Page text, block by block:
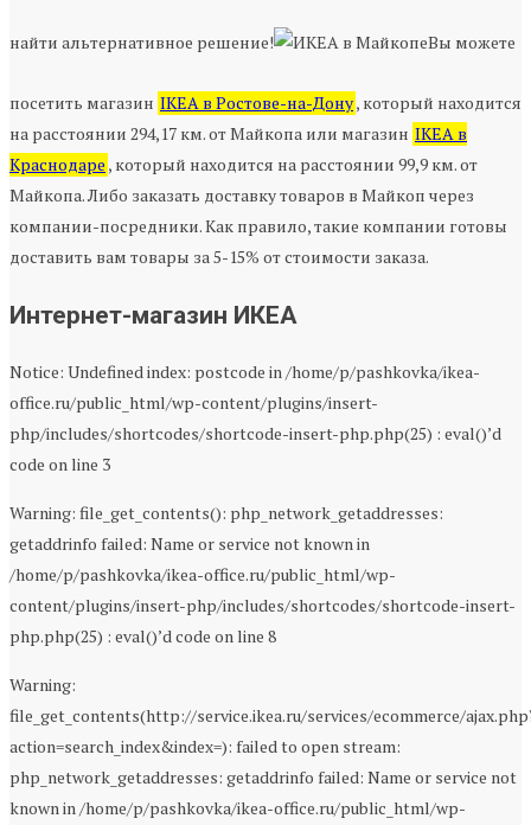
найти альтернативное решение! Вы можете
посетить магазин IKEA в Ростове-на-Дону, который находится
на расстоянии 294,17 км. от Майкопа или магазин IKEA в
Краснодаре , который находится на расстоянии 99,9 км. от
Майкопа. Либо заказать доставку товаров в Майкоп через
компании-посредники. Как правило, такие компании готовы
доставить вам товары за 5-15% от стоимости заказа.
Интернет-магазин ИКЕА
Notice: Undefined index: postcode in /home/p/pashkovka/ikea-
office.ru/public_html/wp-content/plugins/insert-
php/includes/shortcodes/shortcode-insert-php.php(25) : eval()’d
code on line 3
Warning: file_get_contents(): php_network_getaddresses:
getaddrinfo failed: Name or service not known in
/home/p/pashkovka/ikea-office.ru/public_html/wp-
content/plugins/insert-php/includes/shortcodes/shortcode-insert-
php.php(25) : eval()’d code on line 8
Warning:
file_get_contents(http://service.ikea.ru/services/ecommerce/
action=search_index&index=): failed to open stream:
php_network_getaddresses: getaddrinfo failed: Name or service not
known in /home/p/pashkovka/ikea-office.ru/public_html/wp-